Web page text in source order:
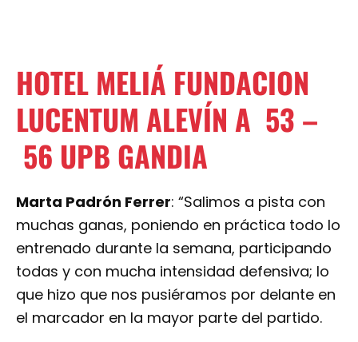
HOTEL MELIÁ FUNDACION
LUCENTUM ALEVÍN A 53 –
56 UPB GANDIA
Marta Padrón Ferrer: “Salimos a pista con
muchas ganas, poniendo en práctica todo lo
entrenado durante la semana, participando
todas y con mucha intensidad defensiva; lo
que hizo que nos pusiéramos por delante en
el marcador en la mayor parte del partido.